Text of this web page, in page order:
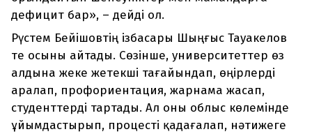
дефицит бар», – дейді ол.
Рүстем Бейішовтің ізбасары Шыңғыс Тауакелов
те осыны айтады. Сөзінше, университеттер өз
алдына жеке жетекші тағайындап, өңірлерді
аралап, профориентация, жарнама жасап,
студенттерді тартады. Ал оны облыс көлемінде
ұйымдастырып, процесті қадағалап, нәтижеге